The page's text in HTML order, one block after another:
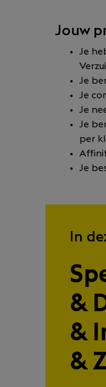
Jouw
Je
Je
Je
Je
Je
per
Je
In
&
&
&